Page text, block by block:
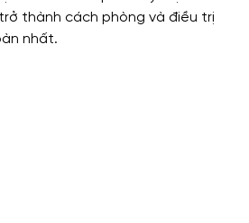
thành cách phòng và điều trị
nhất.